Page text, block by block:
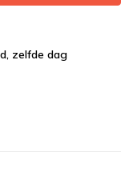
zelfde dag